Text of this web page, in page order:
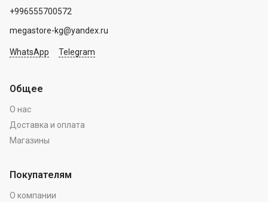
+996555700572
megastore-kg@yandex.ru
WhatsApp Telegram
Общее
О нас
Доставка и оплата
Магазины
Покупателям
О компании